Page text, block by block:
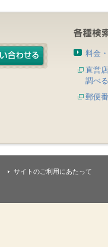
料金
直営
調べる
郵便
サイトのご利用にあたって